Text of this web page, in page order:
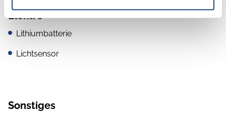
Elektro
Lithiumbatterie
Lichtsensor
Sonstiges